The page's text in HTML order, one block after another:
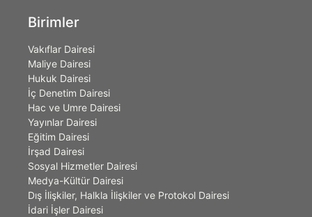
Birimler
Vakıflar Dairesi
Maliye Dairesi
Hukuk Dairesi
İç Denetim Dairesi
Hac ve Umre Dairesi
Yayınlar Dairesi
Eğitim Dairesi
İrşad Dairesi
Sosyal Hizmetler Dairesi
Medya-Kültür Dairesi
Dış İlişkiler, Halkla İlişkiler ve Protokol Dairesi
İdari İşler Dairesi